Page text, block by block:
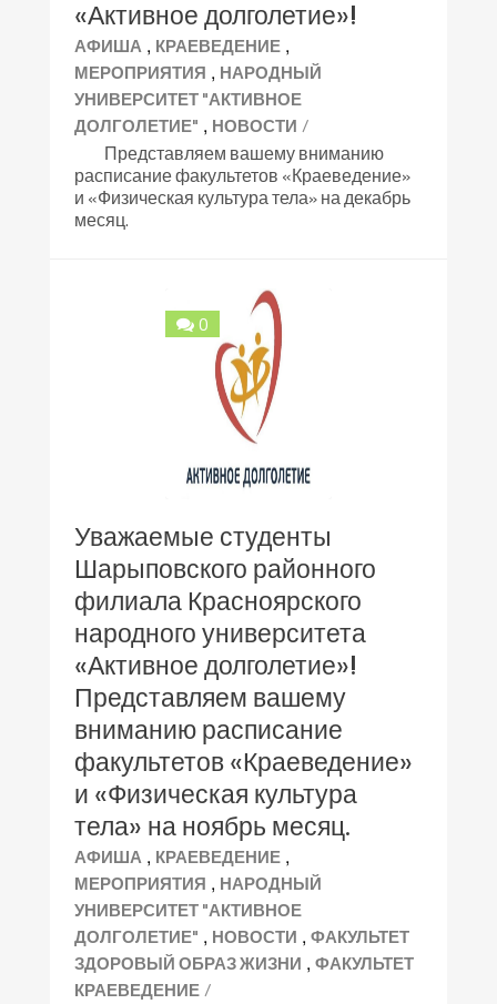
«Активное долголетие»!
АФИША , КРАЕВЕДЕНИЕ ,
МЕРОПРИЯТИЯ , НАРОДНЫЙ
УНИВЕРСИТЕТ "АКТИВНОЕ
ДОЛГОЛЕТИЕ" , НОВОСТИ /
Представляем вашему вниманию
расписание факультетов «Краеведение»
и «Физическая культура тела» на декабрь
месяц.
0
Уважаемые студенты
Шарыповского районного
филиала Красноярского
народного университета
«Активное долголетие»!
Представляем вашему
вниманию расписание
факультетов «Краеведение»
и «Физическая культура
тела» на ноябрь месяц.
АФИША , КРАЕВЕДЕНИЕ ,
МЕРОПРИЯТИЯ , НАРОДНЫЙ
УНИВЕРСИТЕТ "АКТИВНОЕ
ДОЛГОЛЕТИЕ" , НОВОСТИ ,ФАКУЛЬТЕТ
ЗДОРОВЫЙ ОБРАЗ ЖИЗНИ ,ФАКУЛЬТЕТ
КРАЕВЕДЕНИЕ/